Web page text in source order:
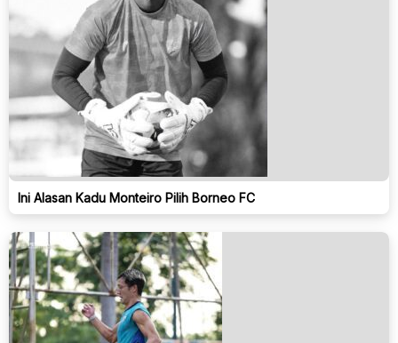
Ini Alasan Kadu Monteiro Pilih Borneo FC